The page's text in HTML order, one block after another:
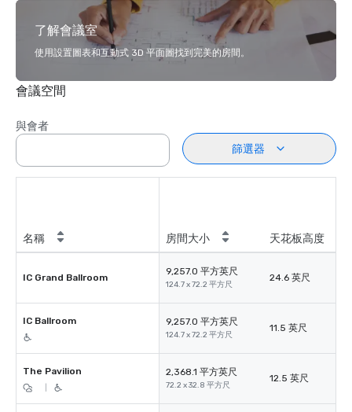
了解會議室
使用設置圖表和互動式 3D 平面圖找到完美的房間。
會議空間
與會者
篩選器
名稱 房間大小 天花板高度
IC Grand Ballroom
9,257.0 平方英尺
124.7 x 72.2 平方尺
24.6 英尺
IC Ballroom 9,257.0 平方英尺
124.7 x 72.2 平方尺
11.5 英尺
The Pavilion 2,368.1 平方英尺
72.2 x 32.8 平方尺
12.5 英尺